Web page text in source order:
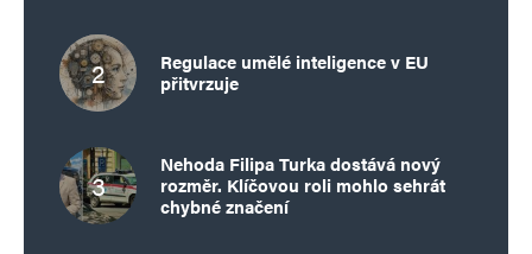
Regulace umělé inteligence v EU
přitvrzuje
Nehoda Filipa Turka dostává nový
rozměr. Klíčovou roli mohlo sehrát
chybné značení